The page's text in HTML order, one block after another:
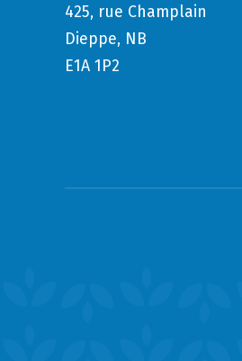
425, rue Champlain
Dieppe, NB
E1A 1P2